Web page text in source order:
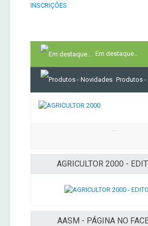
INSCRIÇÕES
Em destaque...
Produtos
...
AGRICULTOR 2000 -
AASM - PÁGINA NO